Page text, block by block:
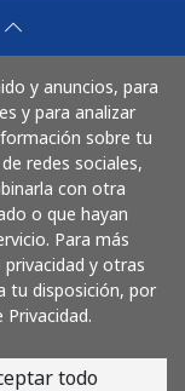
y anuncios, para
y para analizar
sobre tu
redes sociales,
con otra
o que hayan
Para más
y otras
tu disposición, por
todo